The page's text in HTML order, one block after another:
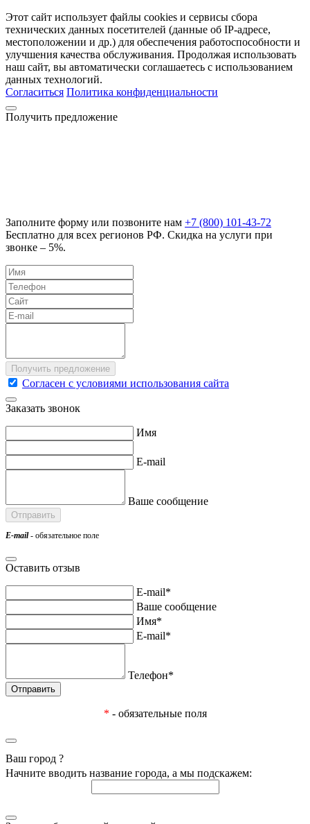
Этот сайт использует файлы cookies и сервисы сбора
технических данных посетителей (данные об IP-адресе,
местоположении и др.) для обеспечения работоспособности и
улучшения качества обслуживания. Продолжая использовать
наш сайт, вы автоматически соглашаетесь с использованием
данных технологий.
Согласиться Политика конфиденциальности
Получить предложение
Заполните форму или позвоните нам +7 (800) 101-43-72
Бесплатно для всех регионов РФ. Скидка на услуги при
звонке – 5%.
Согласен с условиями использования сайта
Заказать звонок
Имя
E-mail
Ваше сообщение
E-mail- обязательное поле
Оставить отзыв
E-mail*
Ваше сообщение
Имя*
E-mail*
Телефон*
* - обязательные поля
Ваш город ?
Начните вводить название города, а мы подскажем: